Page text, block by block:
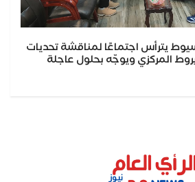
يترأس اجتماعًا لمناقشة تحديات
المركزي ويوجّه بحلول عاجلة